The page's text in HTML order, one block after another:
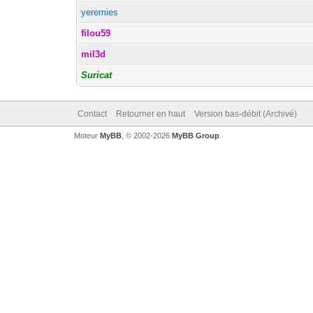
yeremies
filou59
mil3d
Suricat
Contact Retourner en haut Version bas-débit (Archivé)
Moteur MyBB, © 2002-2026 MyBB Group.